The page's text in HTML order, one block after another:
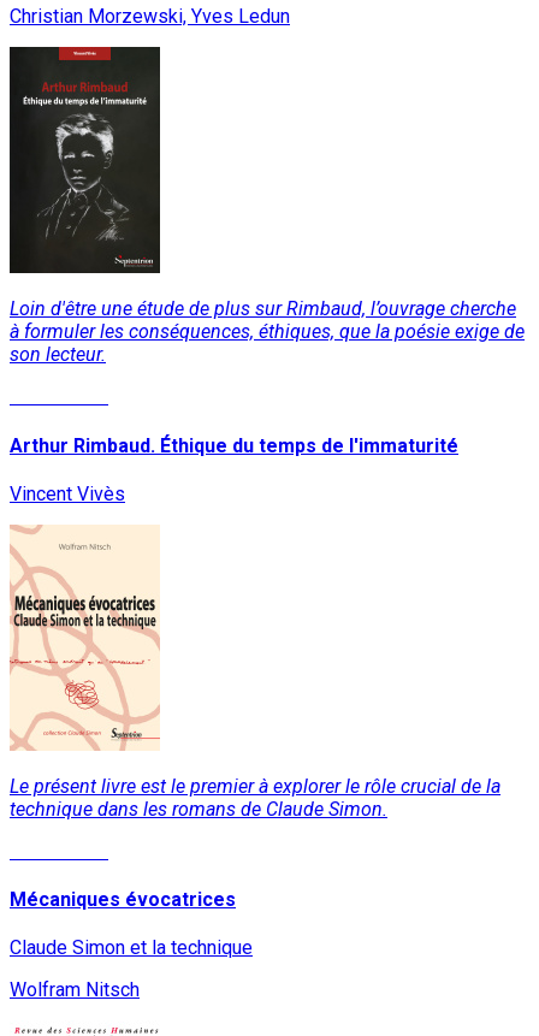
Christian Morzewski, Yves Ledun
Loin d'être une étude de plus sur Rimbaud, l’ouvrage cherche
à formuler les conséquences, éthiques, que la poésie exige de
son lecteur.
Arthur Rimbaud. Éthique du temps de l'immaturité
Vincent Vivès
Le présent livre est le premier à explorer le rôle crucial de la
technique dans les romans de Claude Simon.
Mécaniques évocatrices
Claude Simon et la technique
Wolfram Nitsch